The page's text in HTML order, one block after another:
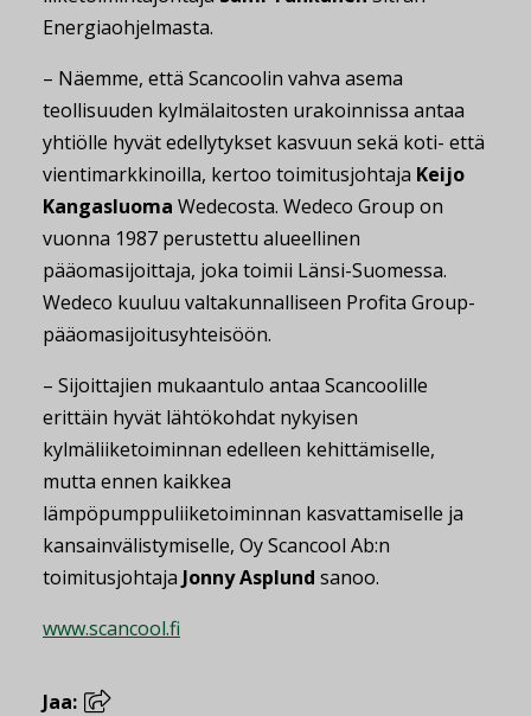
Energiaohjelmasta.
– Näemme, että Scancoolin vahva asema
teollisuuden kylmälaitosten urakoinnissa antaa
yhtiölle hyvät edellytykset kasvuun sekä koti- että
vientimarkkinoilla, kertoo toimitusjohtaja Keijo
Kangasluoma Wedecosta. Wedeco Group on
vuonna 1987 perustettu alueellinen
pääomasijoittaja, joka toimii Länsi-Suomessa.
Wedeco kuuluu valtakunnalliseen Profita Group-
pääomasijoitusyhteisöön.
– Sijoittajien mukaantulo antaa Scancoolille
erittäin hyvät lähtökohdat nykyisen
kylmäliiketoiminnan edelleen kehittämiselle,
mutta ennen kaikkea
lämpöpumppuliiketoiminnan kasvattamiselle ja
kansainvälistymiselle, Oy Scancool Ab:n
toimitusjohtaja Jonny Asplund sanoo.
www.scancool.fi
Jaa: